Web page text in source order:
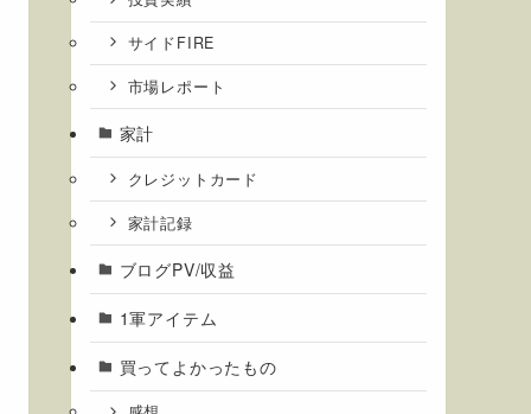
サイドFIRE
市場レポート
家計
クレジットカード
家計記録
ブログPV/収益
1軍アイテム
買ってよかったもの